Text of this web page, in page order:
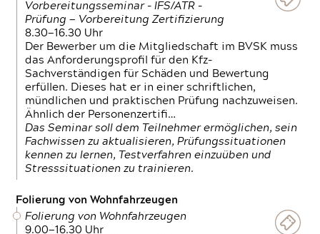
Vorbereitungsseminar - IFS/ATR -
Prüfung — Vorbereitung Zertifizierung
8.30—16.30 Uhr
Der Bewerber um die Mitgliedschaft im BVSK muss
das Anforderungsprofil für den Kfz-
Sachverständigen für Schäden und Bewertung
erfüllen. Dieses hat er in einer schriftlichen,
mündlichen und praktischen Prüfung nachzuweisen.
Ähnlich der Personenzertifi…
Das Seminar soll dem Teilnehmer ermöglichen, sein
Fachwissen zu aktualisieren, Prüfungssituationen
kennen zu lernen, Testverfahren einzuüben und
Stresssituationen zu trainieren.
Folierung von Wohnfahrzeugen
Folierung von Wohnfahrzeugen
9.00—16.30 Uhr